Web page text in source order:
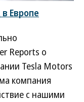
Европе
Reports о
Tesla Motors
компания
с нашими